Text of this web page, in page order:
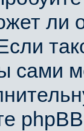
ли
сами